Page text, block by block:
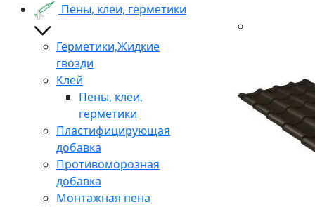
Пены, клеи, герметики
Герметики,Жидкие
гвозди
Клей
Пены, клеи,
герметики
Пластифицирующая
добавка
Противоморозная
добавка
Монтажная пена